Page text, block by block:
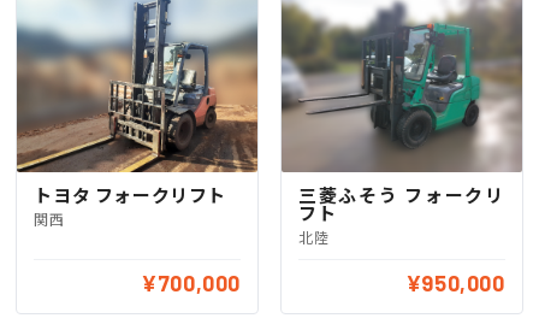
トヨタ フォークリフト
関西
¥700,000
三菱ふそう フォークリ
フト
北陸
¥950,000